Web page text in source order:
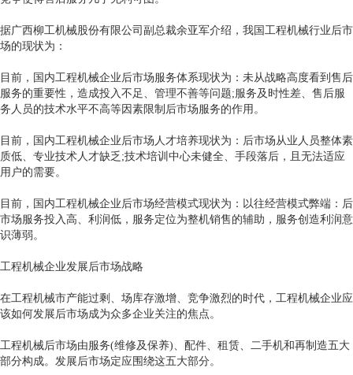
据广西柳工机械股份有限公司副总裁余亚军介绍，我国工程机械行业后市
场的现状为：
目前，国内工程机械企业后市场服务体系现状为：未从战略高度看到售后
服务的重要性，造成投入不足、管理不善等问题;服务及时性差、售后服
务人员的技术水平不高等因素限制后市场服务的作用。
目前，国内工程机械企业后市场人才培养现状为：后市场从业人员整体素
质低、专业技术人才缺乏;技术培训中心未健全、手段落后，且无法适应
用户的需要。
目前，国内工程机械企业后市场经营模式现状为：以往经营模式弊端：后
市场服务投入高、利润低，服务定位为整机销售的辅助，服务创造利润意
识薄弱。
工程机械企业发展后市场战略
在工程机械市产能过剩、场库存激增、竞争激烈的时代，工程机械企业应
该如何发展后市场成为众多企业关注的焦点。
工程机械后市场由服务(维修及保养)、配件、租赁、二手机和再制造五大
部分构成。发展后市场定应围绕这五大部分。